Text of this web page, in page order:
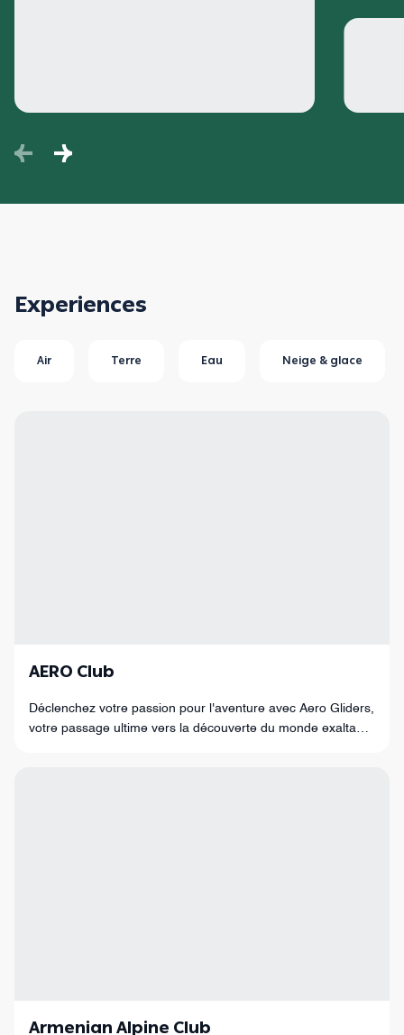
Experiences
Air Terre Eau Neige & glace
AERO Club
Déclenchez votre passion pour l'aventure avec Aero Gliders,
votre passage ultime vers la découverte du monde exaltant
Armenian Alpine Club